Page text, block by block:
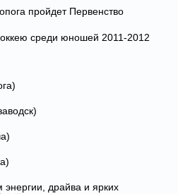
пройдет Первенство
среди юношей 2011-2012
драйва и ярких